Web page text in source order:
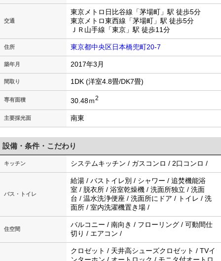
交通
東京メトロ日比谷線「茅場町」駅 徒歩5分
東京メトロ東西線「茅場町」駅 徒歩5分
ＪＲ山手線「東京」駅 徒歩11分
住所 東京都中央区日本橋兜町20-7
築年月 2017年3月
間取り 1DK (洋室4.8畳/DK7畳)
専有面積 30.48ｍ2
主要採光面 南東
設備・条件・こだわり
キッチン システムキッチン / ガスコンロ / 2口コンロ /
バス・トイレ
給湯 / バストイレ別 / シャワー / 追焚機能浴
室 / 脱衣所 / 浴室乾燥機 / 洗面所独立 / 洗面
台 / 温水洗浄便座 / 洗面所にドア / トイレ / 洗
面所 / 室内洗濯機置き場 /
住空間
バルコニー / 南向き / フローリング / 可動間仕
切り / エアコン /
クロゼット / 天井高シューズクロゼット / TVイ